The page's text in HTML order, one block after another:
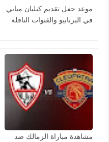
موعد حفل تقديم كيليان مبابي
في البرنابيو والقنوات الناقلة
مشاهدة مباراة الزمالك ضد